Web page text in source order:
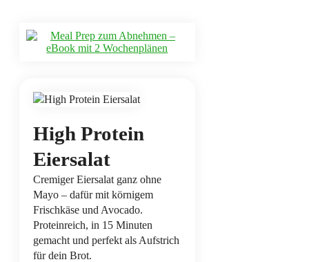
High Protein
Eiersalat
Cremiger Eiersalat ganz ohne
Mayo – dafür mit körnigem
Frischkäse und Avocado.
Proteinreich, in 15 Minuten
gemacht und perfekt als Aufstrich
für dein Brot.